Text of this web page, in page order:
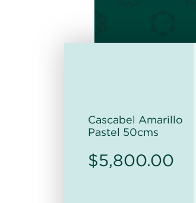
Cascabel Amarillo
Pastel 50cms
$5,800.00